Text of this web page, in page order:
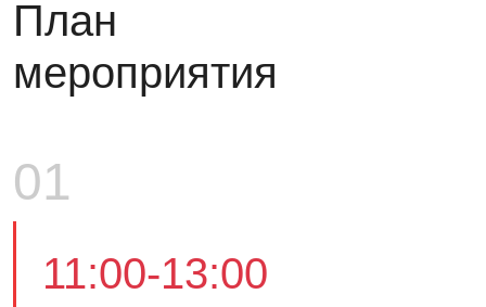
План
мероприятия
11:00-13:00
01